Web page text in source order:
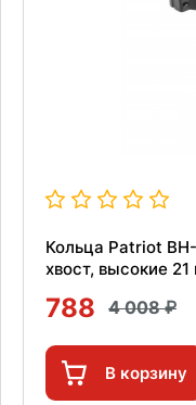
Кольца Patriot
хвост, высокие
788 4 008
В корзину